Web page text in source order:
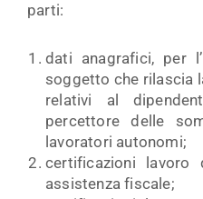
parti:
dati anagrafici, per
soggetto che rilascia
relativi al
percettore delle
lavoratori autonomi;
certificazioni lavoro
assistenza fiscale;